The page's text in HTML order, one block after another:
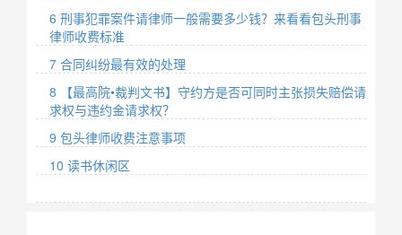
6 刑事犯罪案件请律师一般需要多少钱？来看看包头刑事
律师收费标准
7 合同纠纷最有效的处理
8 【最高院•裁判文书】守约方是否可同时主张损失赔偿请
求权与违约金请求权？
9 包头律师收费注意事项
10 读书休闲区